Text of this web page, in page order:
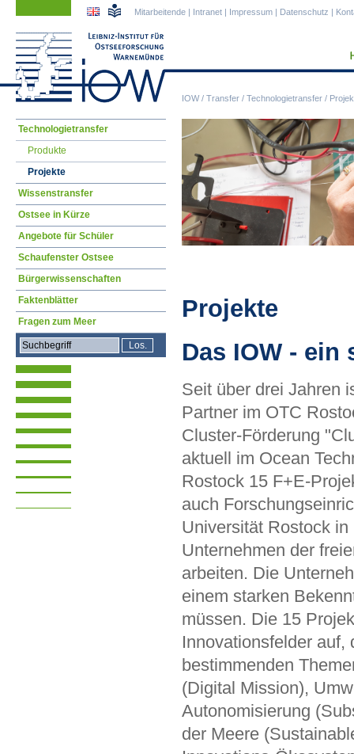
IOW/ Transfer / Technologietransfer /
Mitarbeitende | Intranet | Impressum | Datenschutz |
Projekte
Das IOW - ein
Seit über drei Jahren
Partner im OTC
Cluster-Förderung
aktuell im Ocean
Rostock 15 F+E-
auch
Universität Rostock
Unternehmen der
arbeiten. Die
einem starken
müssen. Die 15
Innovationsfelder auf,
bestimmenden
(Digital Mission),
Autonomisierung
der Meere
Navigation
überspringen
Technologietransfer
Produkte
Projekte
Wissenstransfer
Ostsee in Kürze
Angebote für Schüler
Schaufenster Ostsee
Bürgerwissenschaften
Faktenblätter
Fragen zum Meer